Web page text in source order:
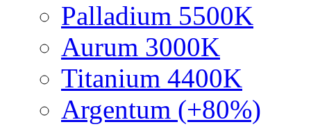
Palladium 5500K
Aurum 3000K
Titanium 4400K
Argentum (+80%)